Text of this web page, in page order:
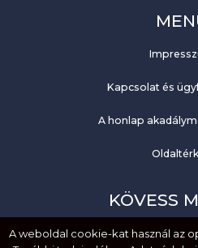
Kapcsolat és
A honlap
KÖVESS
A weboldal cookie-kat használ az